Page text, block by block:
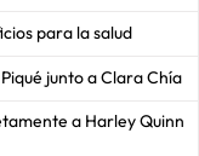
para la salud
junto a Clara Chía
a Harley Quinn